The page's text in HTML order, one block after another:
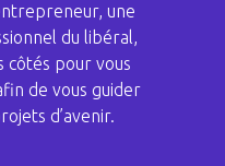
une
du libéral,
côtés pour vous
de vous guider
d’avenir.